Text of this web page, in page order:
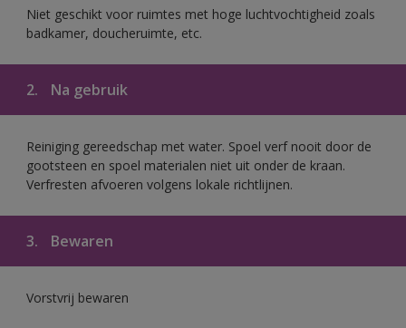
Niet geschikt voor ruimtes met hoge luchtvochtigheid zoals
badkamer, doucheruimte, etc.
2. Na gebruik
Reiniging gereedschap met water. Spoel verf nooit door de
gootsteen en spoel materialen niet uit onder de kraan.
Verfresten afvoeren volgens lokale richtlijnen.
3. Bewaren
Vorstvrij bewaren